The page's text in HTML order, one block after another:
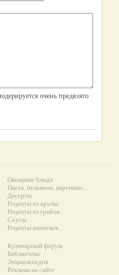
очень предвзято
Овощные блюда
Паста, пельмени, вареники...
Десерты
Рецепты из крупы
Рецепты из грибов
Соусы
Рецепты напитков
Кулинарный форум
Библиотека
Энциклопедия
Реклама на сайте